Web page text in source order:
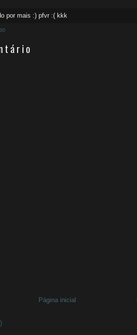
por mais :) pfvr :( kkk
Página inicial